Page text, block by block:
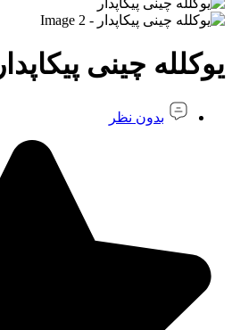
یوکلله چینی پیکاپدار
بدون نظر